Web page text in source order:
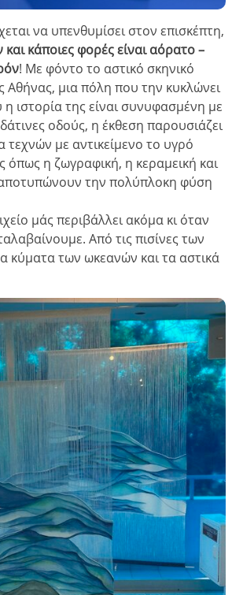
να υπενθυμίσει στον επισκέπτη,
κάποιες φορές είναι αόρατο –
! Με φόντο το αστικό σκηνικό
Αθήνας, μια πόλη που την κυκλώνει
ιστορία της είναι συνυφασμένη με
οδούς, η έκθεση παρουσιάζει
με αντικείμενο το υγρό
όπως η ζωγραφική, η κεραμεική και
την πολύπλοκη φύση
μάς περιβάλλει ακόμα κι όταν
Από τις πισίνες των
κύματα των ωκεανών και τα αστικά